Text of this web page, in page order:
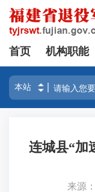
首页 机构职能
连城县“加
来源